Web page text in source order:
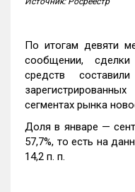
По итогам девяти
сообщении,
средств
сегментах рынка
Доля в январе —
57,7%, то есть на
14,2 п. п.